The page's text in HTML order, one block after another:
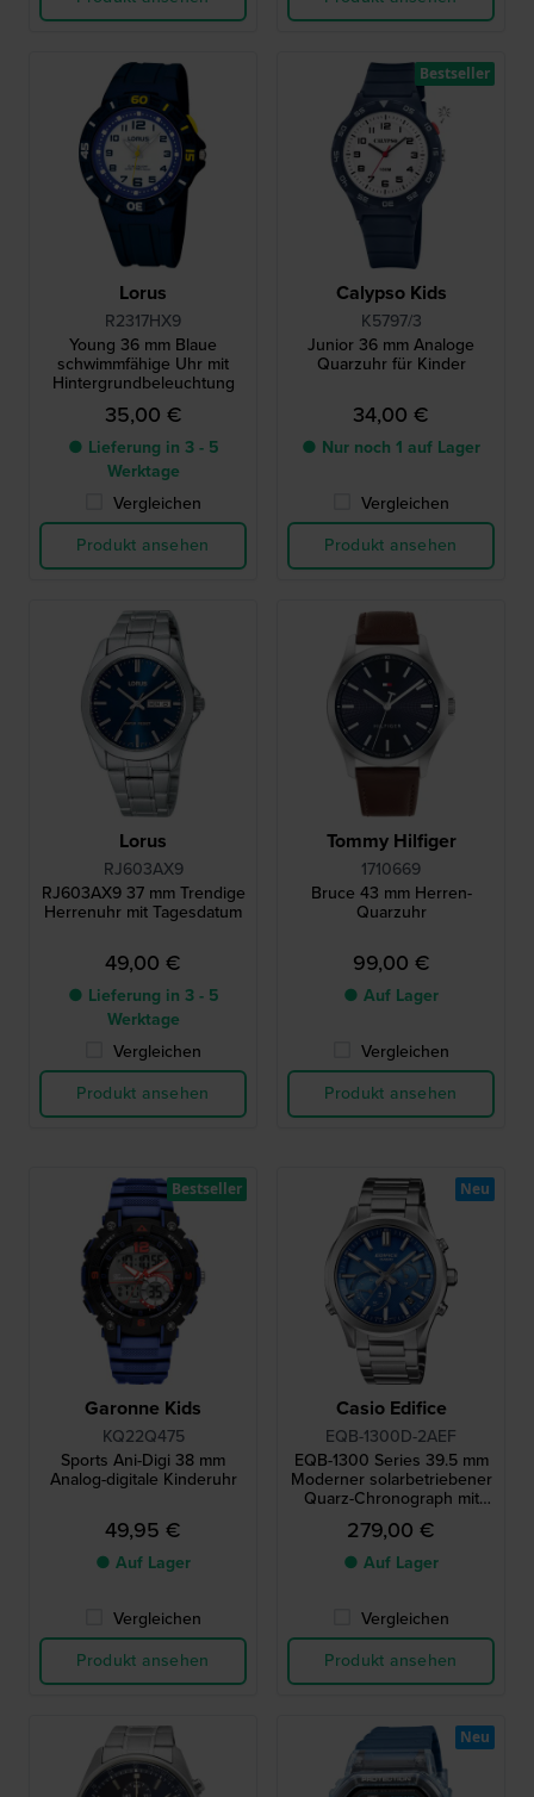
Lorus
R2317HX9
Young 36 mm Blaue
schwimmfähige Uhr mit
Hintergrundbeleuchtung
35,00 €
● Lieferung in 3 - 5
Werktage
Vergleichen
Produkt ansehen
Calypso Kids
K5797/3
Junior 36 mm Analoge
Quarzuhr für Kinder
34,00 €
● Nur noch 1 auf Lager
Vergleichen
Produkt ansehen
Bestseller
Lorus
RJ603AX9
RJ603AX9 37 mm Trendige
Herrenuhr mit Tagesdatum
49,00 €
● Lieferung in 3 - 5
Werktage
Vergleichen
Produkt ansehen
Tommy Hilfiger
1710669
Bruce 43 mm Herren-
Quarzuhr
99,00 €
● Auf Lager
Vergleichen
Produkt ansehen
Garonne Kids
KQ22Q475
Sports Ani-Digi 38 mm
Analog-digitale Kinderuhr
49,95 €
● Auf Lager
Vergleichen
Produkt ansehen
Bestseller
Casio Edifice
EQB-1300D-2AEF
EQB-1300 Series 39.5 mm
Moderner solarbetriebener
Quarz-Chronograph mit
Smartphone-Anbindung
279,00 €
● Auf Lager
Vergleichen
Produkt ansehen
Neu
Neu